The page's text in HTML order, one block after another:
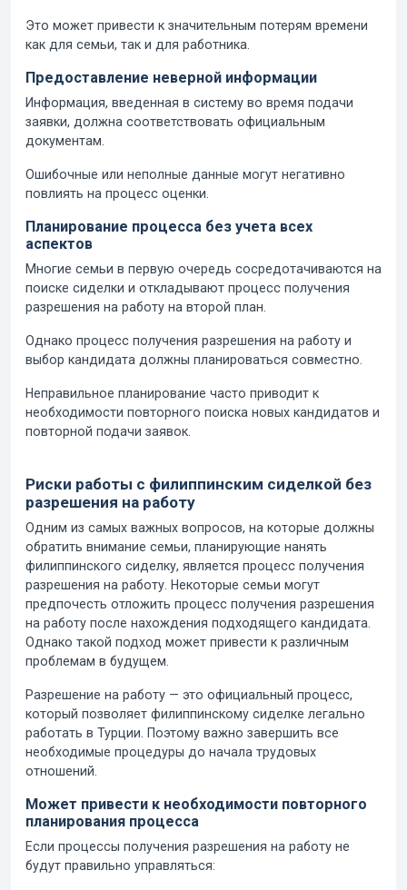
Это может привести к значительным потерям времени
как для семьи, так и для работника.
Предоставление неверной информации
Информация, введенная в систему во время подачи
заявки, должна соответствовать официальным
документам.
Ошибочные или неполные данные могут негативно
повлиять на процесс оценки.
Планирование процесса без учета всех
аспектов
Многие семьи в первую очередь сосредотачиваются на
поиске сиделки и откладывают процесс получения
разрешения на работу на второй план.
Однако процесс получения разрешения на работу и
выбор кандидата должны планироваться совместно.
Неправильное планирование часто приводит к
необходимости повторного поиска новых кандидатов и
повторной подачи заявок.
Риски работы с филиппинским сиделкой без
разрешения на работу
Одним из самых важных вопросов, на которые должны
обратить внимание семьи, планирующие нанять
филиппинского сиделку, является процесс получения
разрешения на работу. Некоторые семьи могут
предпочесть отложить процесс получения разрешения
на работу после нахождения подходящего кандидата.
Однако такой подход может привести к различным
проблемам в будущем.
Разрешение на работу — это официальный процесс,
который позволяет филиппинскому сиделке легально
работать в Турции. Поэтому важно завершить все
необходимые процедуры до начала трудовых
отношений.
Может привести к необходимости повторного
планирования процесса
Если процессы получения разрешения на работу не
будут правильно управляться: